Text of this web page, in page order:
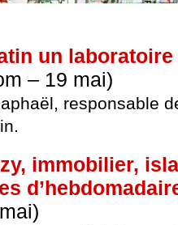
un
– 19 mai)
responsable
immobilier,